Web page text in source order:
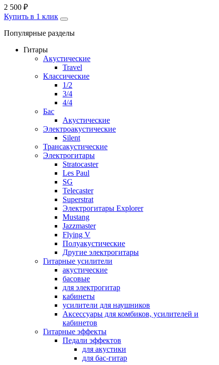
2 500 ₽
Купить в 1 клик
Популярные разделы
Гитары
Акустические
Travel
Классические
1/2
3/4
4/4
Бас
Акустические
Электроакустические
Silent
Трансакустические
Электрогитары
Stratocaster
Les Paul
SG
Telecaster
Superstrat
Электрогитары Explorer
Mustang
Jazzmaster
Flying V
Полуакустические
Другие электрогитары
Гитарные усилители
акустические
басовые
для электрогитар
кабинеты
усилители для наушников
Аксессуары для комбиков, усилителей и
кабинетов
Гитарные эффекты
Педали эффектов
для акустики
для бас-гитар